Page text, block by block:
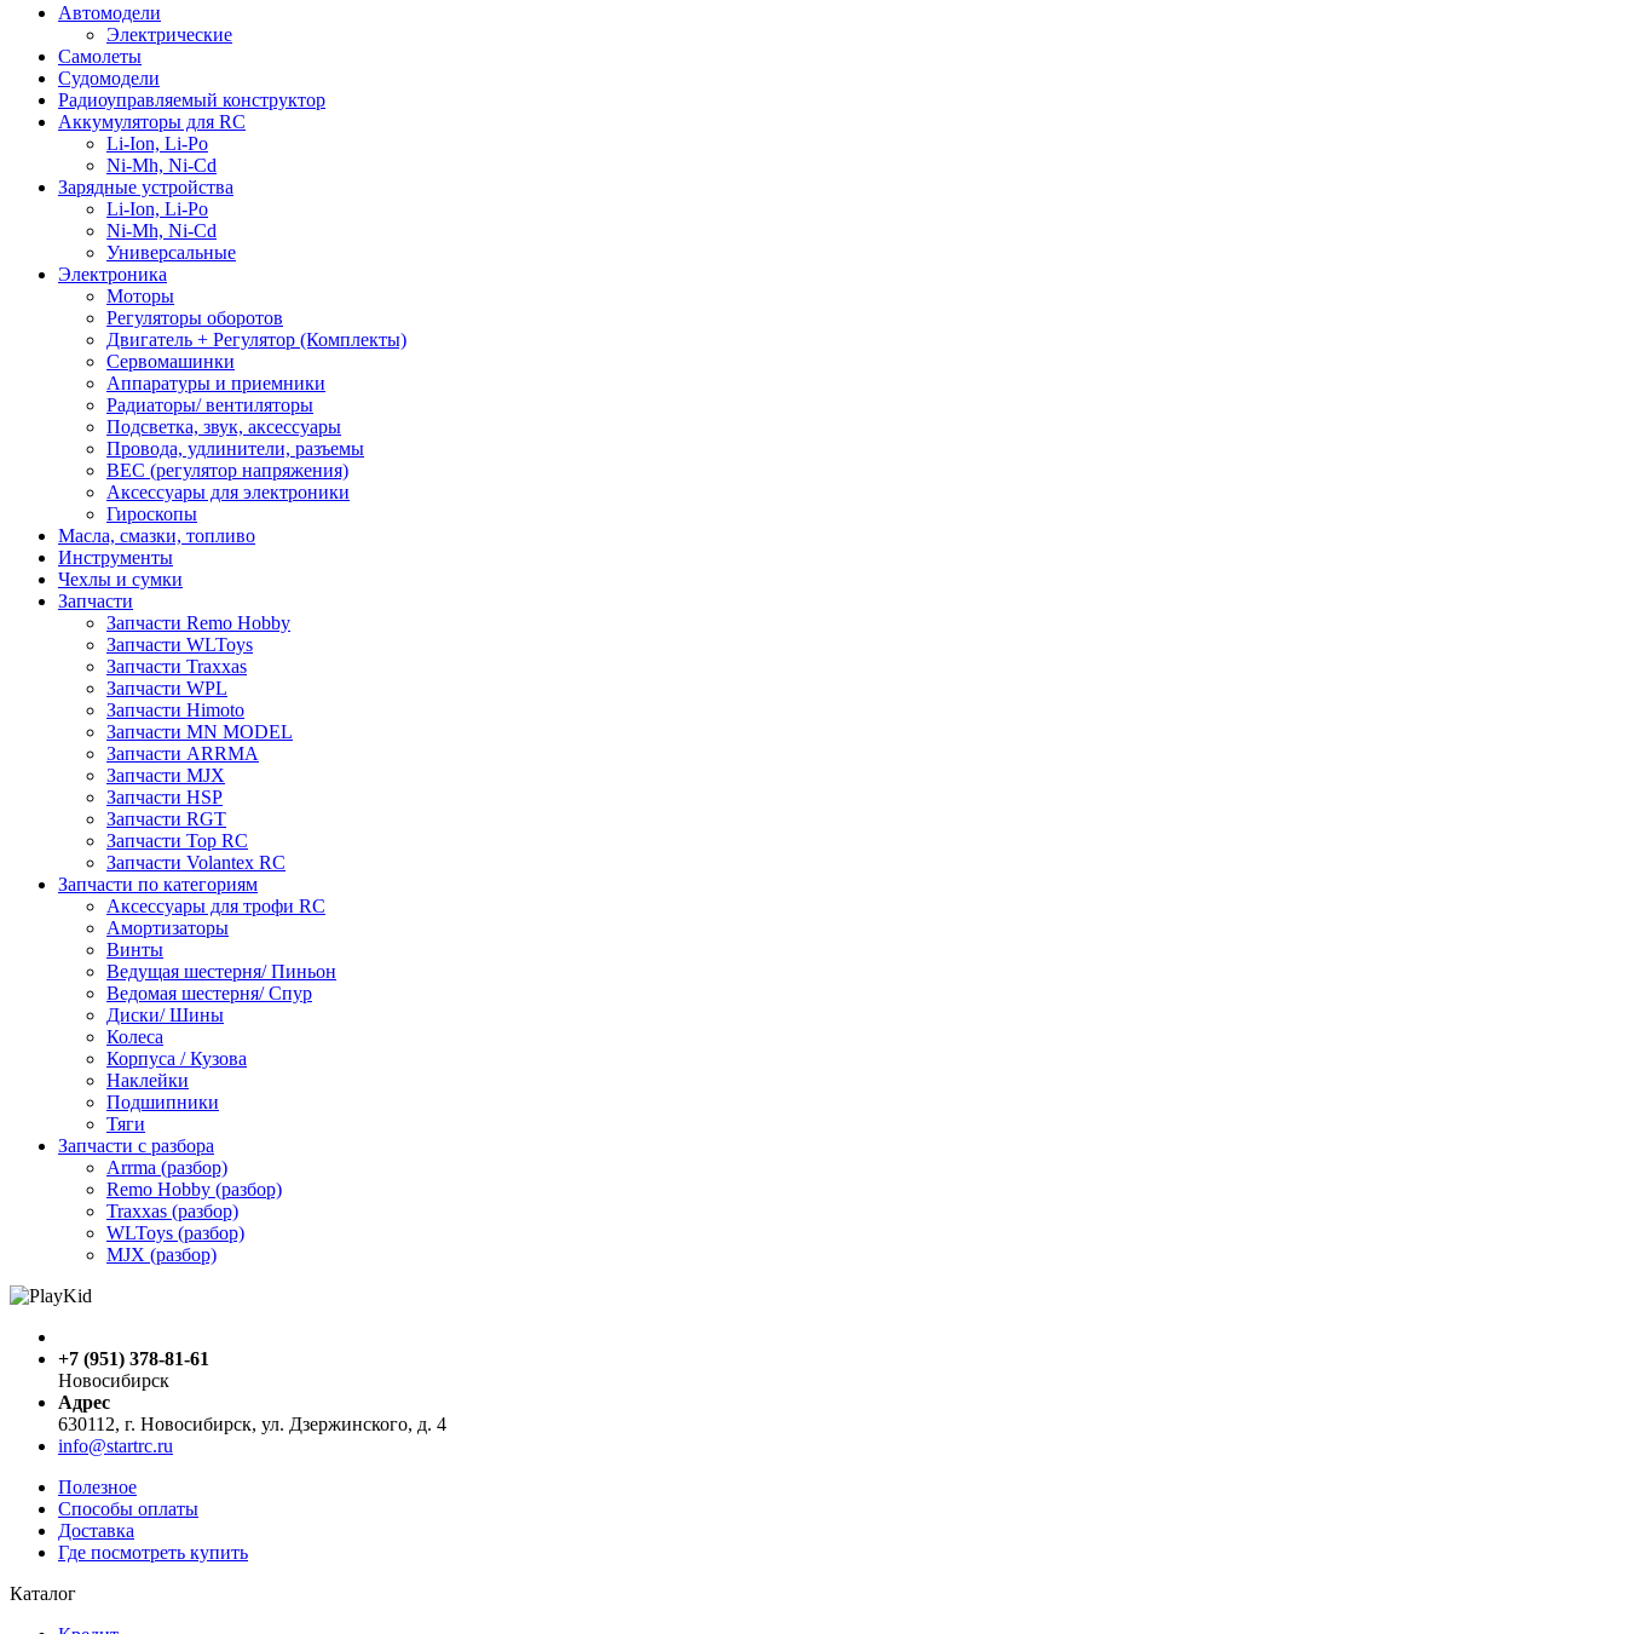
Автомодели
Электрические
Самолеты
Судомодели
Радиоуправляемый конструктор
Аккумуляторы для RC
Li-Ion, Li-Po
Ni-Mh, Ni-Cd
Зарядные устройства
Li-Ion, Li-Po
Ni-Mh, Ni-Cd
Универсальные
Электроника
Моторы
Регуляторы оборотов
Двигатель + Регулятор (Комплекты)
Сервомашинки
Аппаратуры и приемники
Радиаторы/ вентиляторы
Подсветка, звук, аксессуары
Провода, удлинители, разъемы
BEC (регулятор напряжения)
Аксессуары для электроники
Гироскопы
Масла, смазки, топливо
Инструменты
Чехлы и сумки
Запчасти
Запчасти Remo Hobby
Запчасти WLToys
Запчасти Traxxas
Запчасти WPL
Запчасти Himoto
Запчасти MN MODEL
Запчасти ARRMA
Запчасти MJX
Запчасти HSP
Запчасти RGT
Запчасти Top RC
Запчасти Volantex RC
Запчасти по категориям
Аксессуары для трофи RC
Амортизаторы
Винты
Ведущая шестерня/ Пиньон
Ведомая шестерня/ Спур
Диски/ Шины
Колеса
Корпуса / Кузова
Наклейки
Подшипники
Тяги
Запчасти с разбора
Arrma (разбор)
Remo Hobby (разбор)
Traxxas (разбор)
WLToys (разбор)
MJX (разбор)
+7 (951) 378-81-61
Новосибирск
Адрес
630112, г. Новосибирск, ул. Дзержинского, д. 4
info@startrc.ru
Полезное
Способы оплаты
Доставка
Где посмотреть купить
Каталог